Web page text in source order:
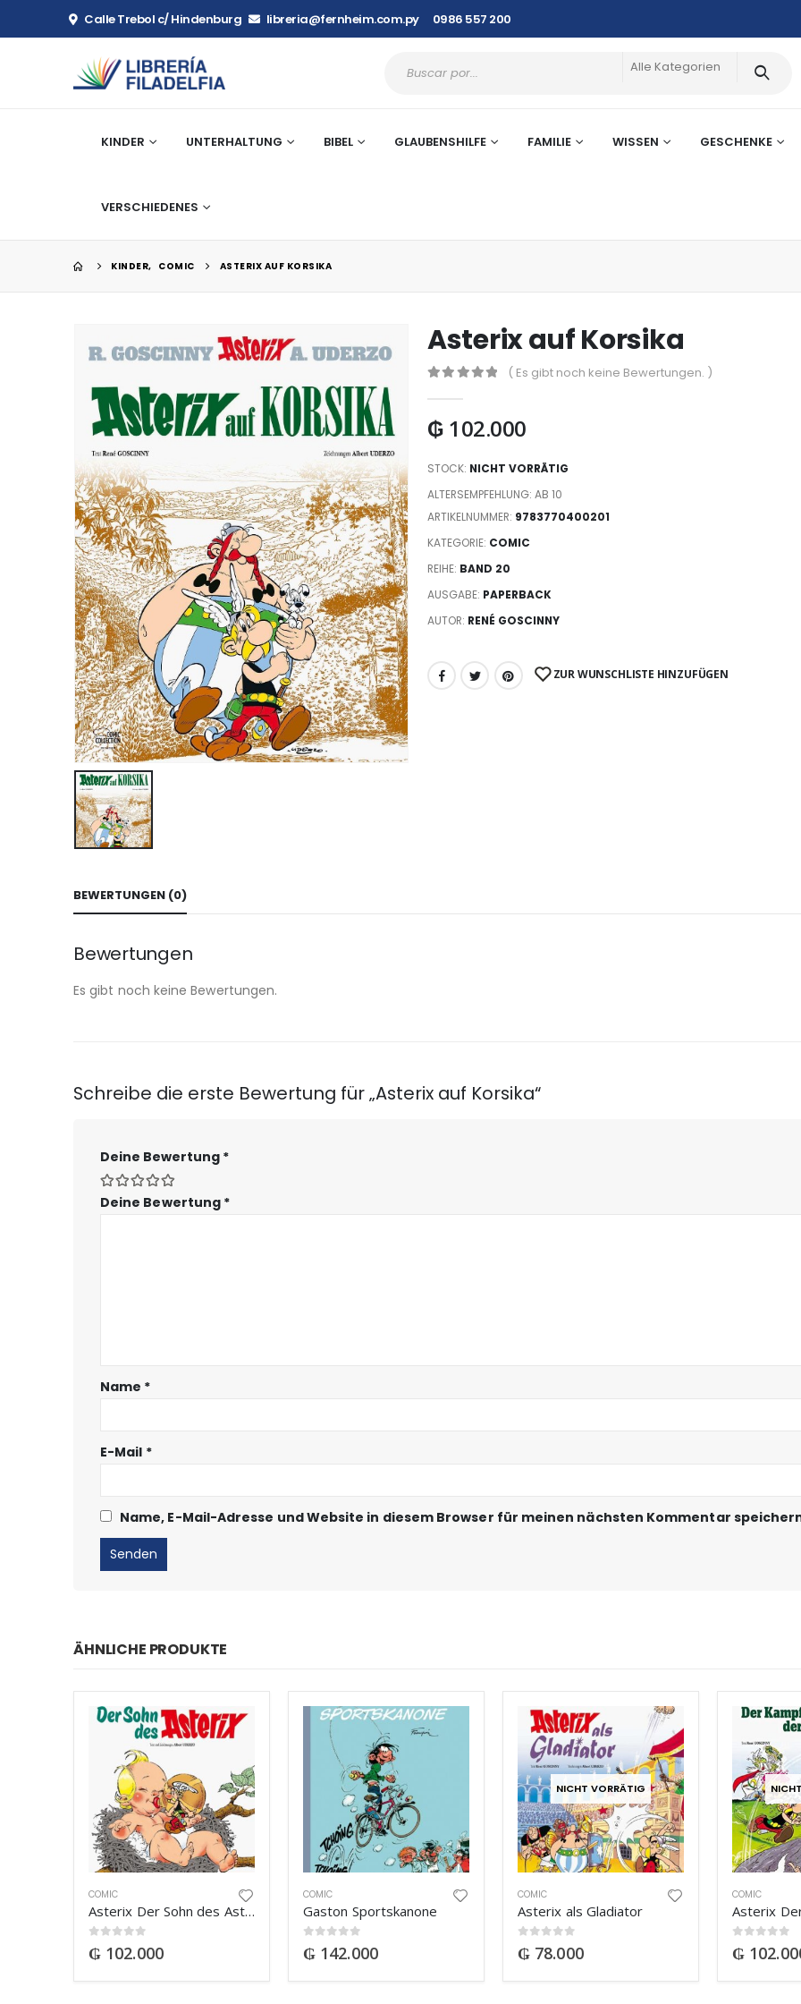
Calle Trebol c/ Hindenburg libreria@fernheim.com.py 0986 557 200
Alle Kategorien
KINDER UNTERHALTUNG BIBEL GLAUBENSHILFE FAMILIE WISSEN GESCHENKE
VERSCHIEDENES
KINDER, COMIC ASTERIX AUF KORSIKA
Asterix auf Korsika
( Es gibt noch keine Bewertungen. )
₲ 102.000
STOCK: NICHT VORRÄTIG
ALTERSEMPFEHLUNG: AB 10
ARTIKELNUMMER: 9783770400201
KATEGORIE: COMIC
REIHE: BAND 20
AUSGABE: PAPERBACK
AUTOR: RENÉ GOSCINNY
ZUR WUNSCHLISTE HINZUFÜGEN
BEWERTUNGEN (0)
Bewertungen
Es gibt noch keine Bewertungen.
Schreibe die erste Bewertung für „Asterix auf Korsika“
Deine Bewertung *
Deine Bewertung *
Name *
E-Mail *
Name, E-Mail-Adresse und Website in diesem Browser für meinen nächsten Kommentar
ÄHNLICHE PRODUKTE
COMIC
Asterix Der Sohn des Asterix
0out of 5
₲ 102.000
COMIC
Gaston Sportskanone
0out of 5
₲ 142.000
NICHT VORRÄTIG
COMIC
Asterix als Gladiator
0out of 5
₲ 78.000
COMIC
0out of 5
₲